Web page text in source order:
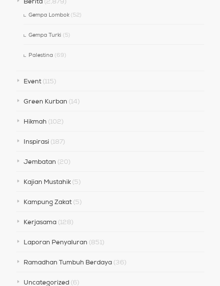
Gempa Lombok(52)
Gempa Turki (5)
Palestina(69)
Event(115)
Green Kurban (14)
Hikmah (102)
Inspirasi(187)
Jembatan (20)
Kajian Mustahik(5)
Kampung Zakat(5)
Kerjasama(128)
Laporan Penyaluran (851)
Ramadhan Tumbuh Berdaya(36)
Uncategorized(6)